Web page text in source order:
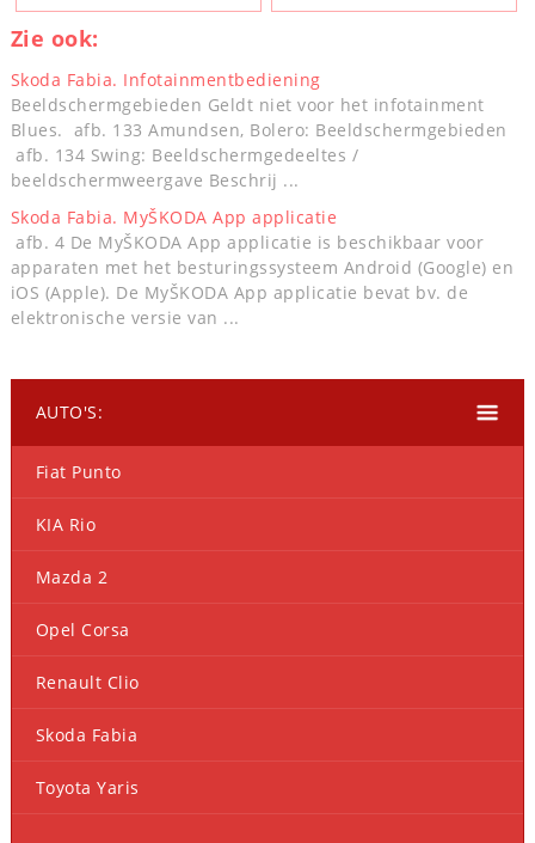
Zie ook:
Skoda Fabia. Infotainmentbediening
Beeldschermgebieden Geldt niet voor het infotainment
Blues. afb. 133 Amundsen, Bolero: Beeldschermgebieden
afb. 134 Swing: Beeldschermgedeeltes /
beeldschermweergave Beschrij ...
Skoda Fabia. MyŠKODA App applicatie
afb. 4 De MyŠKODA App applicatie is beschikbaar voor
apparaten met het besturingssysteem Android (Google) en
iOS (Apple). De MyŠKODA App applicatie bevat bv. de
elektronische versie van ...
AUTO'S:
Fiat Punto
KIA Rio
Mazda 2
Opel Corsa
Renault Clio
Skoda Fabia
Toyota Yaris